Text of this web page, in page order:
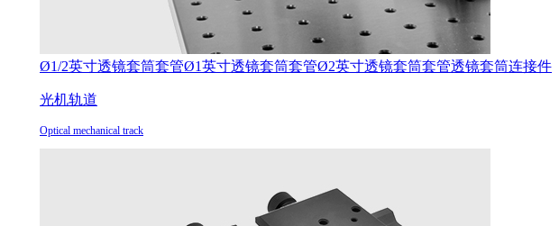
Ø1/2英寸透镜套筒套管Ø1英寸透镜套筒套管Ø2英寸透镜套筒套管透镜套筒连接件
光机轨道
Optical mechanical track